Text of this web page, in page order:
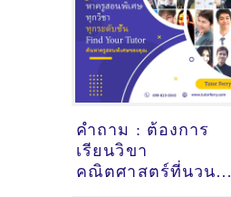
คำถาม : ต้องการ
เรียนวิขา
คณิตศาสตร์ที่นวนคร